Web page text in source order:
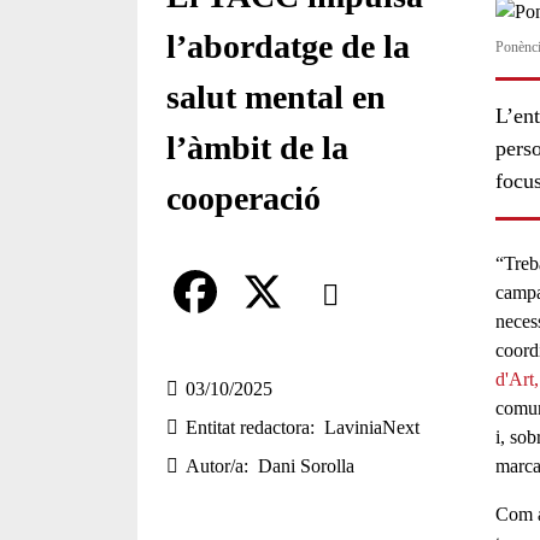
l’abordatge de la
salut mental en
l’àmbit de la
cooperació
Comparteix
a
c
e
Compartir en altres xarxes
03/10/2025
Entitat redactora
LaviniaNext
Autor/a
Dani Sorolla
i,
Com